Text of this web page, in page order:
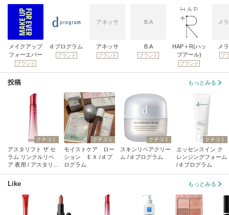
メイクアップ
フォーエバー
ブランド
d プログラム
ブランド
アネッサ
アネッサ
ブランド
B.A
B.A
ブランド
HAP＋R(ハッ
プアール)
ブランド
メ
メ
ブ
投稿 もっとみる
クチコミ
アスタリフト ザ セ
ラム リンクルリペ
ア 夜用 / アスタリフ
クチコミ
モイストケア ロー
ション ＥＸ / d プ
ログラム
クチコミ
スキンリペアクリー
ム / d プログラム
クチコミ
エッセンスイン ク
レンジングフォーム
/ d プログラム
Like もっとみる